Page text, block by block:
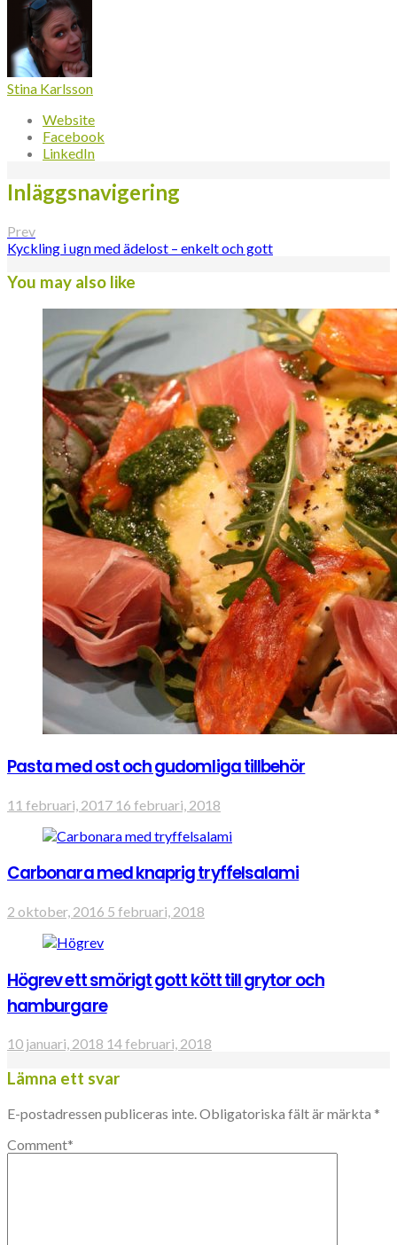
Stina Karlsson
Website
Facebook
LinkedIn
Inläggsnavigering
Prev
Kyckling i ugn med ädelost – enkelt och gott
You may also like
Pasta med ost och gudomliga tillbehör
11 februari, 2017 16 februari, 2018
Carbonara med knaprig tryffelsalami
2 oktober, 2016 5 februari, 2018
Högrev ett smörigt gott kött till grytor och
hamburgare
10 januari, 2018 14 februari, 2018
Lämna ett svar
E-postadressen publiceras inte.Obligatoriska fält är märkta *
Comment*